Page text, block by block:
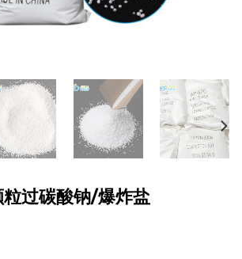
过碳酸钠/爆炸盐